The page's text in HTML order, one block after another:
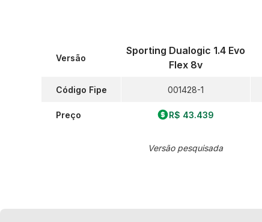
Versão
Código Fipe
Preço
Sporting Dualogic 1.4 Evo
Flex 8v
001428-1
R$ 43.439
Versão pesquisada